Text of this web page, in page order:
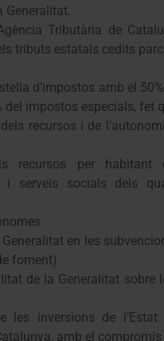
Generalitat.
Tributària de
tributs estatals cedits
d’impostos amb el 50%
del impostos especials, fet
recursos i de
recursos per habitant
i serveis socials dels
en les
foment)
de la Generalitat sobre
les inversions de l’Estat
amb el